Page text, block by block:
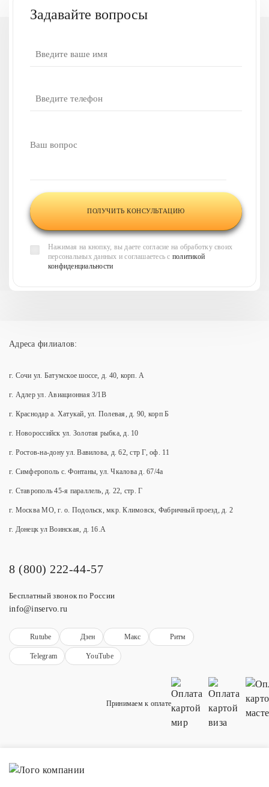
или нужна наша
Задавайте вопросы
Нажимая на кнопку, вы даете согласие на обработку своих
персональных данных и соглашаетесь с политикой
конфиденциальности
Адреса филиалов:
г. Сочи ул. Батумское шоссе, д. 40, корп. А
г. Адлер ул. Авиационная 3/1В
г. Краснодар а. Хатукай, ул. Полевая, д. 90, корп Б
г. Новороссийск ул. Золотая рыбка, д. 10
г. Ростов-на-дону ул. Вавилова, д. 62, стр Г, оф. 11
г. Симферополь с. Фонтаны, ул. Чкалова д. 67/4а
г. Ставрополь 45-я параллель, д. 22, стр. Г
г. Москва МО, г. о. Подольск, мкр. Климовск, Фабричный проезд, д. 2
г. Донецк ул Воинская, д. 16.А
8 (800) 222-44-57
Бесплатный звонок по России
info@inservo.ru
Rutube Дзен Макс Ритм
Telegram YouTube
Принимаем к оплате